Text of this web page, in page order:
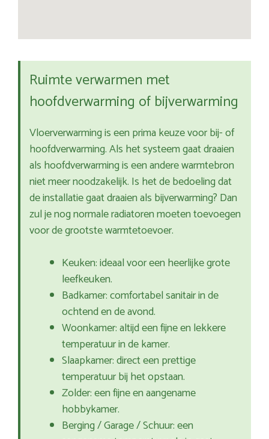
Ruimte verwarmen met
hoofdverwarming of bijverwarming
Vloerverwarming is een prima keuze voor bij- of
hoofdverwarming. Als het systeem gaat draaien
als hoofdverwarming is een andere warmtebron
niet meer noodzakelijk. Is het de bedoeling dat
de installatie gaat draaien als bijverwarming? Dan
zul je nog normale radiatoren moeten toevoegen
voor de grootste warmtetoevoer.
Keuken: ideaal voor een heerlijke grote
leefkeuken.
Badkamer: comfortabel sanitair in de
ochtend en de avond.
Woonkamer: altijd een fijne en lekkere
temperatuur in de kamer.
Slaapkamer: direct een prettige
temperatuur bij het opstaan.
Zolder: een fijne en aangename
hobbykamer.
Berging / Garage / Schuur: een